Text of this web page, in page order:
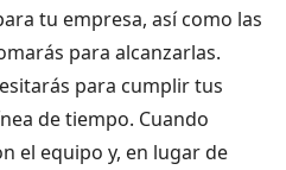
tu empresa, así como las
para alcanzarlas.
para cumplir tus
de tiempo. Cuando
el equipo y, en lugar de